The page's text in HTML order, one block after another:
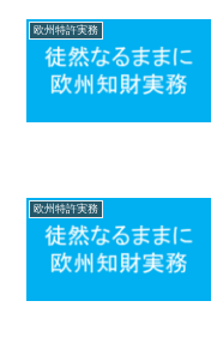
欧州特許実務
欧州特許実務